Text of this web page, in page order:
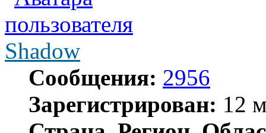
Shadow
Сообщения: 2956
Зарегистрирован: 12